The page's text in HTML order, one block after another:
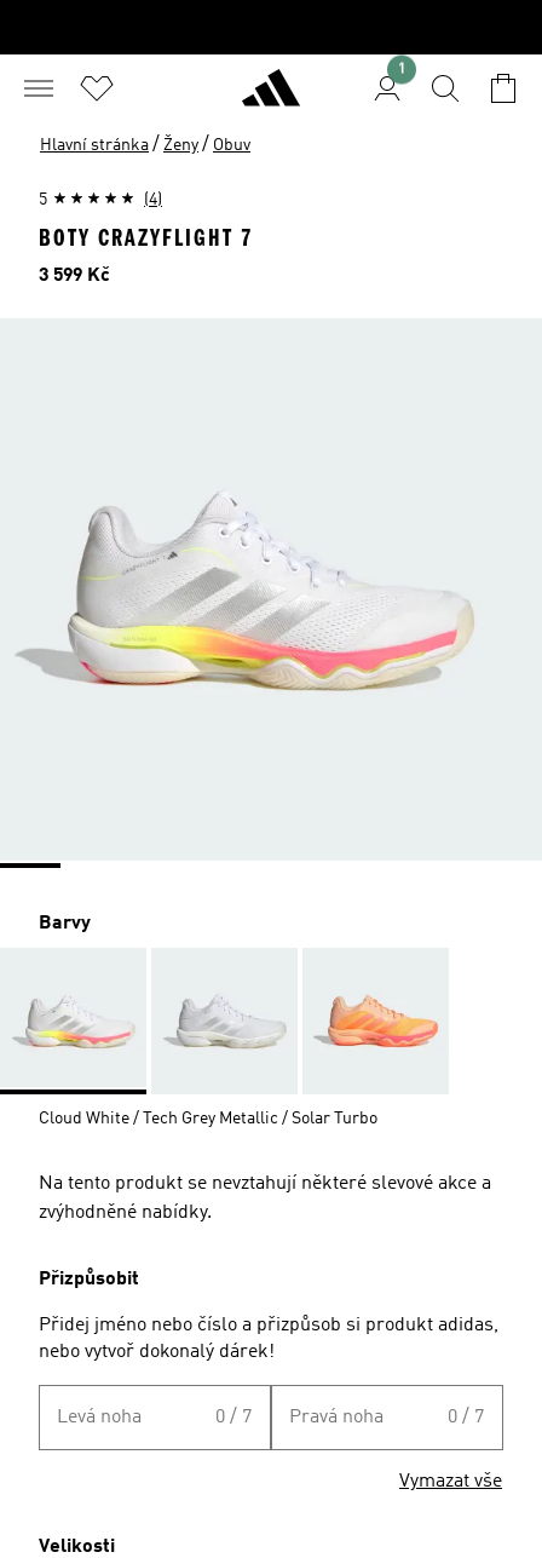
1
Hlavní stránka / Ženy / Obuv
5 (4)
BOTY CRAZYFLIGHT 7
Cena
3 599 Kč
Barvy
Cloud White / Tech Grey Metallic / Solar Turbo
Na tento produkt se nevztahují některé slevové akce a
zvýhodněné nabídky.
Přizpůsobit
Přidej jméno nebo číslo a přizpůsob si produkt adidas,
nebo vytvoř dokonalý dárek!
Levá noha 0 / 7 Pravá noha 0 / 7
Vymazat vše
Velikosti